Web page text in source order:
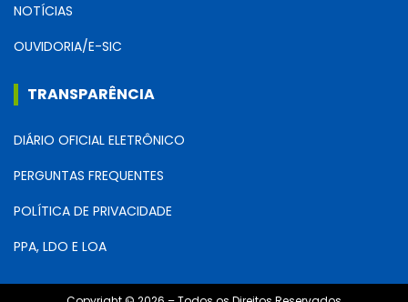
NOTÍCIAS
OUVIDORIA/E-SIC
TRANSPARÊNCIA
DIÁRIO OFICIAL ELETRÔNICO
PERGUNTAS FREQUENTES
POLÍTICA DE PRIVACIDADE
PPA, LDO E LOA